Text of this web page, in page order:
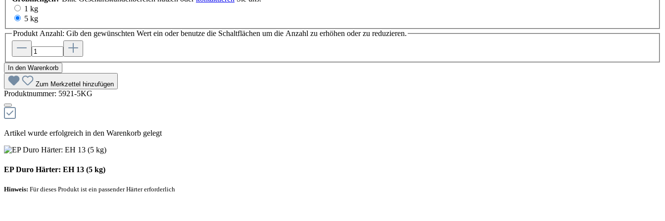
1 kg
5 kg
Produkt Anzahl: Gib den gewünschten Wert ein oder benutze die Schaltflächen um die Anzahl zu erhöhen oder zu reduzieren.
In den Warenkorb
Zum Merkzettel hinzufügen
Produktnummer: 5921-5KG
Artikel wurde erfolgreich in den Warenkorb gelegt
EP Duro Härter: EH 13 (5 kg)
Hinweis: Für dieses Produkt ist ein passender Härter erforderlich